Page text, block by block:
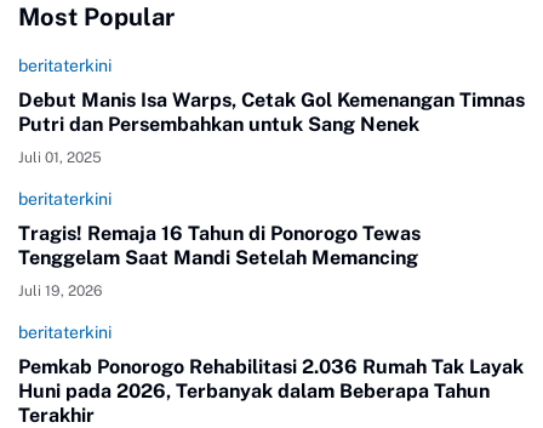
Most Popular
beritaterkini
Debut Manis Isa Warps, Cetak Gol Kemenangan Timnas
Putri dan Persembahkan untuk Sang Nenek
Juli 01, 2025
beritaterkini
Tragis! Remaja 16 Tahun di Ponorogo Tewas
Tenggelam Saat Mandi Setelah Memancing
Juli 19, 2026
beritaterkini
Pemkab Ponorogo Rehabilitasi 2.036 Rumah Tak Layak
Huni pada 2026, Terbanyak dalam Beberapa Tahun
Terakhir